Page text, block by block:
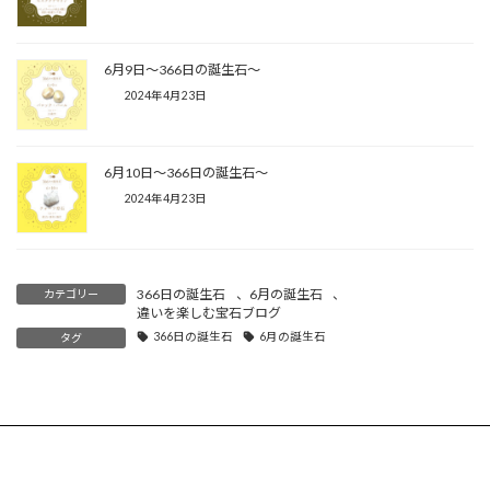
6月9日〜366日の誕生石〜
2024年4月23日
6月10日〜366日の誕生石〜
2024年4月23日
カテゴリー 366日の誕生石 、 6月の誕生石
、
違いを楽しむ宝石ブログ
タグ 366日の誕生石 6月の誕生石